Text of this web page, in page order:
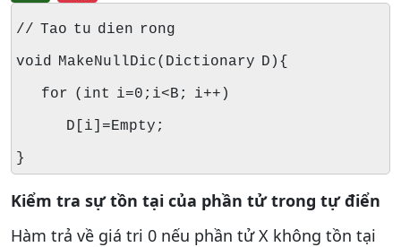
// Tao tu dien rong
void MakeNullDic(Dictionary D){
for (int i=0;i<B; i++)
D[i]=Empty;
}
Kiểm tra sự tồn tại của phần tử trong tự điển
Hàm trả về giá tri 0 nếu phần tử X không tồn tại